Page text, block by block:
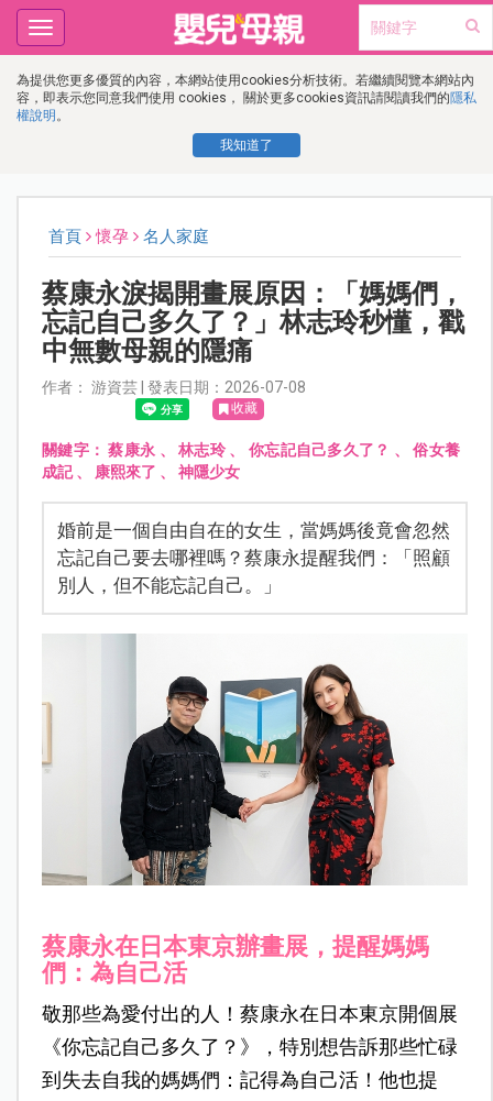
為提供您更多優質的內容，本網站使用cookies分析技術。若繼續閱覽本網站內
容，即表示您同意我們使用 cookies， 關於更多cookies資訊請閱讀我們的隱私
權說明 。
我知道了
Toggle
navigation
首頁 懷孕 名人家庭
蔡康永淚揭開畫展原因：「媽媽們，
忘記自己多久了？」林志玲秒懂，戳
中無數母親的隱痛
作者： 游資芸 | 發表日期：2026-07-08
收藏
關鍵字：蔡康永 、林志玲 、 你忘記自己多久了？ 、俗女養
成記、 康熙來了 、 神隱少女
婚前是一個自由自在的女生，當媽媽後竟會忽然
忘記自己要去哪裡嗎？蔡康永提醒我們：「照顧
別人，但不能忘記自己。」
蔡康永在日本東京辦畫展，提醒媽媽
們：為自己活
敬那些為愛付出的人！蔡康永在日本東京開個展
《你忘記自己多久了？》，特別想告訴那些忙碌
到失去自我的媽媽們：記得為自己活！他也提